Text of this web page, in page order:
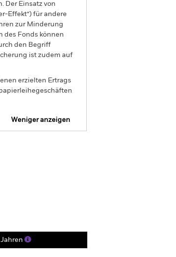
Der Einsatz von
Effekt“) für andere
zur Minderung
des Fonds können
den Begriff
ist zudem auf
erzielten Ertrags
Weniger anzeigen